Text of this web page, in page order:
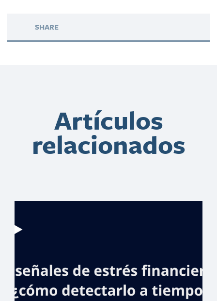
SHARE
Artículos
relacionados
concentran la
agenda de